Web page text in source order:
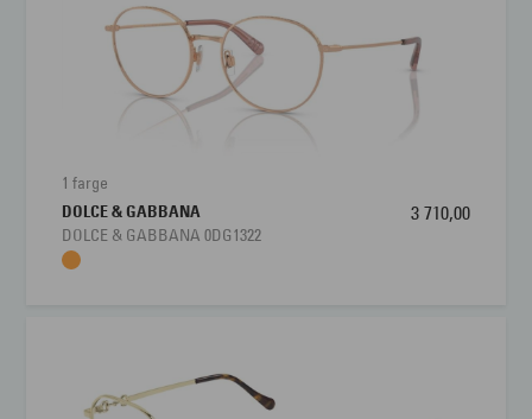
Størrelse:
Brillens bredde
Bredde glass 53 mm
1 farge
DOLCE & GABBANA
DOLCE & GABBANA 0DG1322
3 710,00